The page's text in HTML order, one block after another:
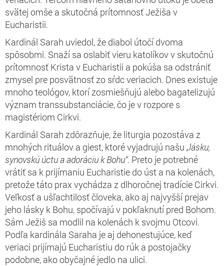
svätej omše a skutočná prítomnosť Ježiša v
Eucharistii.
Kardinál Sarah uviedol, že diabol útočí dvoma
spôsobmi. Snaží sa oslabiť vieru katolíkov v skutočnú
prítomnosť Krista v Eucharistii a pokúša sa odstrániť
zmysel pre posvätnosť zo sŕdc veriacich. Dnes existuje
mnoho teológov, ktorí zosmiešňujú alebo bagatelizujú
význam transsubstanciácie, čo je v rozpore s
magistériom Cirkvi.
Kardinál Sarah zdôrazňuje, že liturgia pozostáva z
mnohých rituálov a giest, ktoré vyjadrujú našu „lásku,
synovskú úctu a adoráciu k Bohu“. Preto je potrebné
vrátiť sa k prijímaniu Eucharistie do úst a na kolenách,
pretože táto prax vychádza z dlhoročnej tradície Cirkvi.
Veľkosť a ušľachtilosť človeka, ako aj najvyšší prejav
jeho lásky k Bohu, spočívajú v pokľaknutí pred Bohom.
Sám Ježiš sa modlil na kolenách k svojmu Otcovi.
Podľa kardinála Saraha je aj dehonestujúce, keď
veriaci prijímajú Eucharistiu do rúk a postojačky
podobne, ako obyčajné jedlo na ulici.